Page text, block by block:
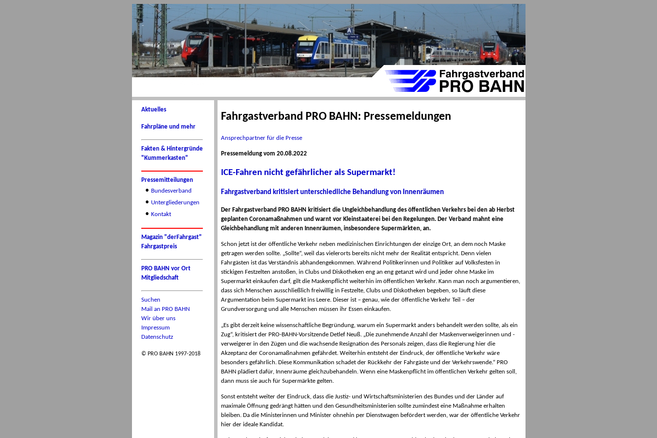
Aktuelles
Fahrpläne und mehr
Fakten & Hintergründe
"Kummerkasten"
Pressemitteilungen
• Bundesverband
• Untergliederungen
• Kontakt
Magazin "derFahrgast"
Fahrgastpreis
PRO BAHN vor Ort
Mitgliedschaft
Suchen
Mail an PRO BAHN
Wir über uns
Impressum
Datenschutz
© PRO BAHN 1997-2018
Fahrgastverband PRO BAHN: Pressemeldungen
Ansprechpartner für die Presse
Pressemeldung vom 20.08.2022
ICE-Fahren nicht gefährlicher als Supermarkt!
Fahrgastverband kritisiert unterschiedliche Behandlung von Innenräumen
Der Fahrgastverband PRO BAHN kritisiert die Ungleichbehandlung des öffentlichen Verkehrs bei den ab Herbst
geplanten Coronamaßnahmen und warnt vor Kleinstaaterei bei den Regelungen. Der Verband mahnt eine
Gleichbehandlung mit anderen Innenräumen, insbesondere Supermärkten, an.
Schon jetzt ist der öffentliche Verkehr neben medizinischen Einrichtungen der einzige Ort, an dem noch Maske
getragen werden sollte. „Sollte“, weil das vielerorts bereits nicht mehr der Realität entspricht. Denn vielen
Fahrgästen ist das Verständnis abhandengekommen. Während Politikerinnen und Politiker auf Volksfesten in
stickigen Festzelten anstoßen, in Clubs und Diskotheken eng an eng getanzt wird und jeder ohne Maske im
Supermarkt einkaufen darf, gilt die Maskenpflicht weiterhin im öffentlichen Verkehr. Kann man noch argumentieren,
dass sich Menschen ausschließlich freiwillig in Festzelte, Clubs und Diskotheken begeben, so läuft diese
Argumentation beim Supermarkt ins Leere. Dieser ist – genau, wie der öffentliche Verkehr Teil – der
Grundversorgung und alle Menschen müssen ihr Essen einkaufen.
„Es gibt derzeit keine wissenschaftliche Begründung, warum ein Supermarkt anders behandelt werden sollte, als ein
Zug“, kritisiert der PRO-BAHN-Vorsitzende Detlef Neuß. „Die zunehmende Anzahl der Maskenverweigerinnen und -
verweigerer in den Zügen und die wachsende Resignation des Personals zeigen, dass die Regierung hier die
Akzeptanz der Coronamaßnahmen gefährdet. Weiterhin entsteht der Eindruck, der öffentliche Verkehr wäre
besonders gefährlich. Diese Kommunikation schadet der Rückkehr der Fahrgäste und der Verkehrswende.“ PRO
BAHN plädiert dafür, Innenräume gleichzubehandeln. Wenn eine Maskenpflicht im öffentlichen Verkehr gelten soll,
dann muss sie auch für Supermärkte gelten.
Sonst entsteht weiter der Eindruck, dass die Justiz- und Wirtschaftsministerien des Bundes und der Länder auf
maximale Öffnung gedrängt hätten und den Gesundheitsministerien sollte zumindest eine Maßnahme erhalten
bleiben. Da die Ministerinnen und Minister ohnehin per Dienstwagen befördert werden, war der öffentliche Verkehr
hier der ideale Kandidat.